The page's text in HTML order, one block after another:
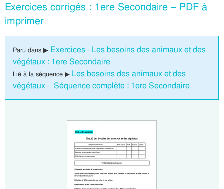
Exercices corrigés : 1ere Secondaire – PDF à
imprimer
Paru dans ▶ Exercices - Les besoins des animaux et des
végétaux : 1ere Secondaire
Lié à la séquence ▶ Les besoins des animaux et des
végétaux – Séquence complète : 1ere Secondaire